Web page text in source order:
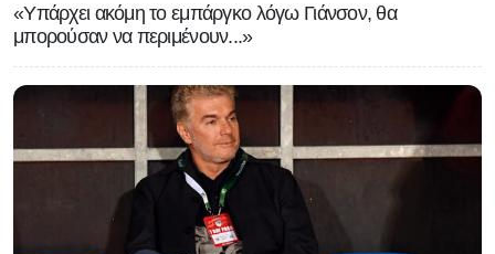
«Υπάρχει ακόμη το εμπάργκο λόγω Γιάνσον, θα
μπορούσαν να περιμένουν...»